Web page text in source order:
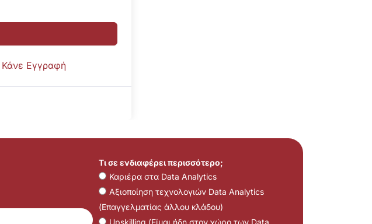
Κάνε Εγγραφή
Τι σε ενδιαφέρει περισσότερο;
Καριέρα στα Data Analytics
Αξιοποίηση τεχνολογιών Data Analytics
(Επαγγελματίας άλλου κλάδου)
Upskilling (Είμαι ήδη στον χώρο των Data